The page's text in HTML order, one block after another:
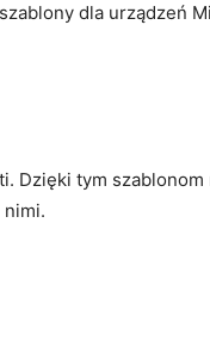
dla urządzeń
Dzięki tym